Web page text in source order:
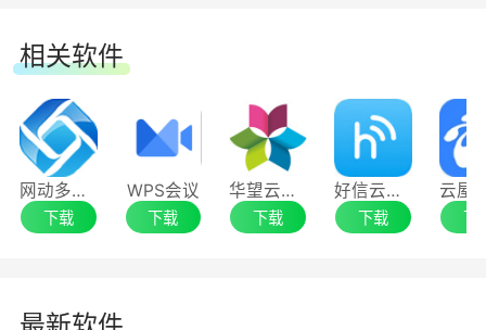
相关软件
网动多媒体视频会议系统
下载
WPS会议
下载
华望云会议
下载
好信云会议
下载 下